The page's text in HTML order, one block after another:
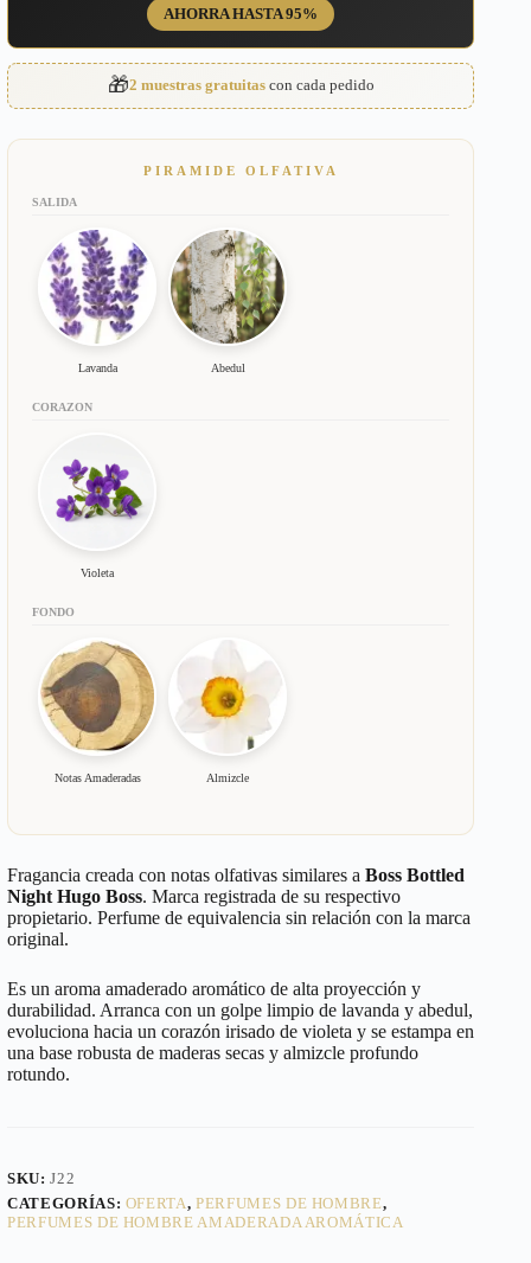
AHORRA HASTA 95%
🎁2 muestras gratuitascon cada pedido
PIRAMIDE OLFATIVA
SALIDA
Lavanda Abedul
CORAZON
Violeta
FONDO
Notas Amaderadas Almizcle
Fragancia creada con notas olfativas similares a Boss Bottled
Night Hugo Boss. Marca registrada de su respectivo
propietario. Perfume de equivalencia sin relación con la marca
original.
Es un aroma amaderado aromático de alta proyección y
durabilidad. Arranca con un golpe limpio de lavanda y abedul,
evoluciona hacia un corazón irisado de violeta y se estampa en
una base robusta de maderas secas y almizcle profundo
rotundo.
SKU:J22
CATEGORÍAS: OFERTA,PERFUMES DE HOMBRE,
PERFUMES DE HOMBRE AMADERADA AROMÁTICA